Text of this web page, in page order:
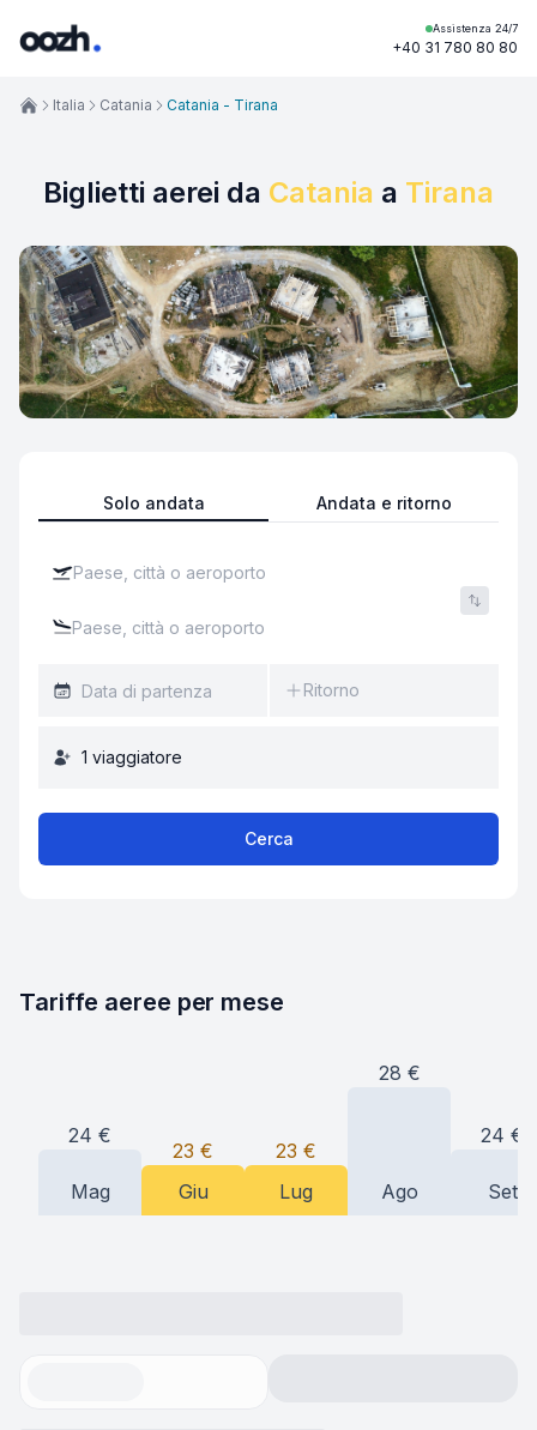
Assistenza 24/7
+40 31 780 80 80
Biglietti aerei da Catania a Tirana
Solo andata Andata e ritorno
Ritorno
1 viaggiatore
Cerca
Italia Catania Catania - Tirana
Tariffe aeree per mese
24 €
Mag
23 €
Giu
23 €
Lug
28 €
Ago
24 €
Set